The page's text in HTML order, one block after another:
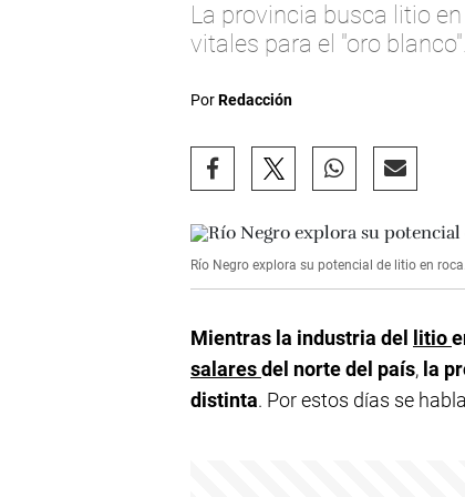
La provincia busca litio
vitales para el "oro blanco".
PorRedacción
Río Negro explora su potencial de litio en
Mientras la industria del litio
salaresdel norte del país, la
distinta. Por estos días se